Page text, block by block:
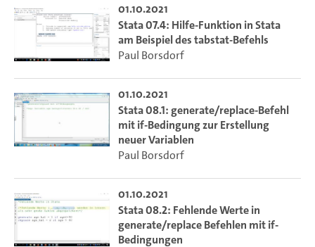
01.10.2021
Stata 07.4: Hilfe-Funktion in Stata
am Beispiel des tabstat-Befehls
Paul Borsdorf
01.10.2021
Stata 08.1: generate/replace-Befehl
mit if-Bedingung zur Erstellung
neuer Variablen
Paul Borsdorf
01.10.2021
Stata 08.2: Fehlende Werte in
generate/replace Befehlen mit if-
Bedingungen